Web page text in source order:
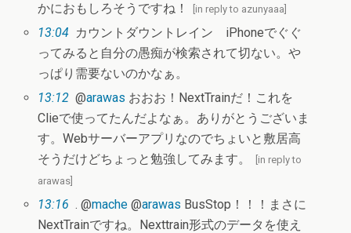
かにおもしろそうですね！
in reply to azunyaaa
13:04 カウントダウントレイン iPhoneでぐぐ
ってみると自分の愚痴が検索されて切ない。や
っぱり需要ないのかなぁ。
13:12 @arawas おおお！NextTrainだ！これを
Clieで使ってたんだよなぁ。ありがとうございま
す。Webサーバーアプリなのでちょいと敷居高
そうだけどちょっと勉強してみます。
[in reply to
arawas]
13:16 . @mache @arawas BusStop！！！まさに
NextTrainですね。Nexttrain形式のデータを使え